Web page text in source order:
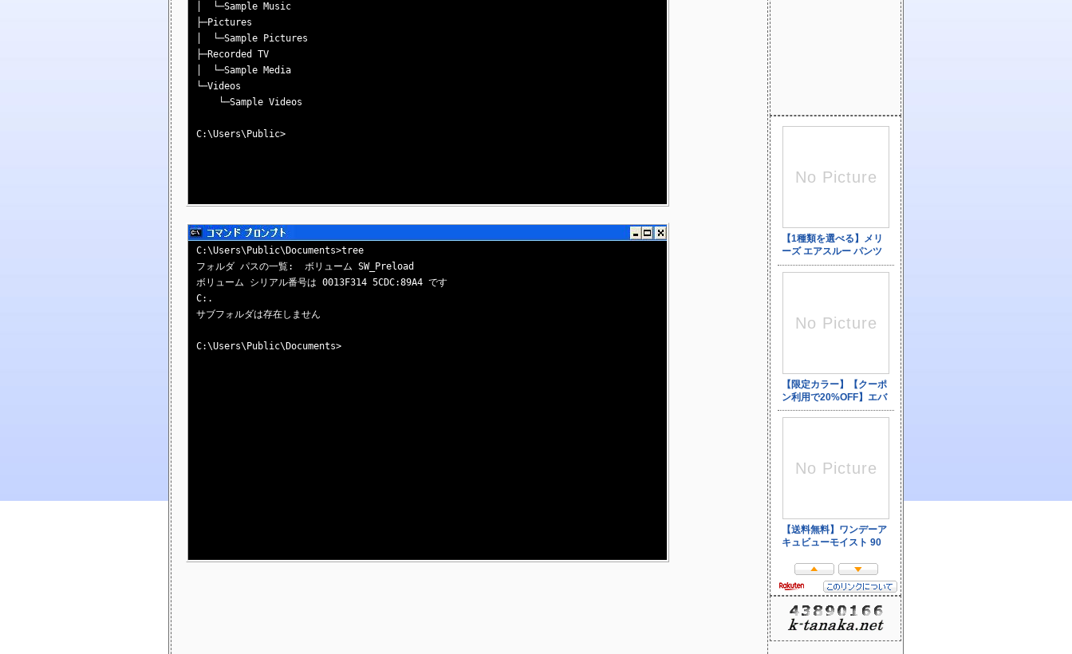
│  └─Sample Music
├─Pictures
│  └─Sample Pictures
├─Recorded TV
│  └─Sample Media
└─Videos
    └─Sample Videos
C:\Users\Public>
C:\Users\Public\Documents>tree
フォルダ パスの一覧:  ボリューム SW_Preload
ボリューム シリアル番号は 0013F314 5CDC:89A4 です
C:.
サブフォルダは存在しません
C:\Users\Public\Documents>